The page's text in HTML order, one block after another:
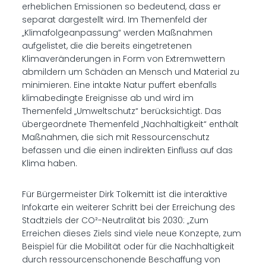
erheblichen Emissionen so bedeutend, dass er
separat dargestellt wird. Im Themenfeld der
„Klimafolgeanpassung“ werden Maßnahmen
aufgelistet, die die bereits eingetretenen
Klimaveränderungen in Form von Extremwettern
abmildern um Schäden an Mensch und Material zu
minimieren. Eine intakte Natur puffert ebenfalls
klimabedingte Ereignisse ab und wird im
Themenfeld „Umweltschutz“ berücksichtigt. Das
übergeordnete Themenfeld „Nachhaltigkeit“ enthält
Maßnahmen, die sich mit Ressourcenschutz
befassen und die einen indirekten Einfluss auf das
Klima haben.
Für Bürgermeister Dirk Tolkemitt ist die interaktive
Infokarte ein weiterer Schritt bei der Erreichung des
Stadtziels der CO²-Neutralität bis 2030: „Zum
Erreichen dieses Ziels sind viele neue Konzepte, zum
Beispiel für die Mobilität oder für die Nachhaltigkeit
durch ressourcenschonende Beschaffung von